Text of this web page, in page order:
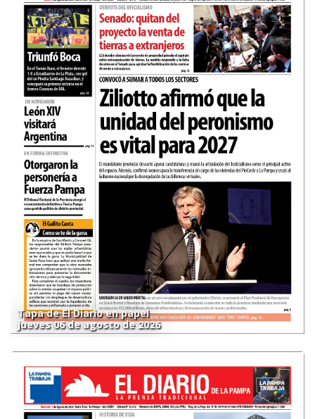
Tapa de El Diario en papel
jueves 06 de agosto de 2026